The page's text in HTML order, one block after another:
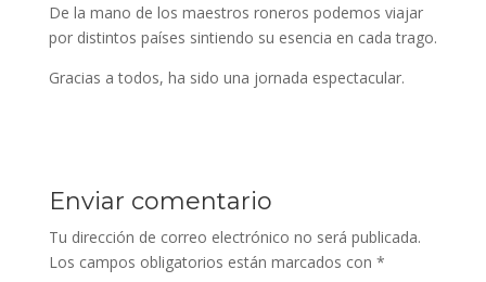
De la mano de los maestros roneros podemos viajar
por distintos países sintiendo su esencia en cada trago.
Gracias a todos, ha sido una jornada espectacular.
Enviar comentario
Tu dirección de correo electrónico no será publicada.
Los campos obligatorios están marcados con *